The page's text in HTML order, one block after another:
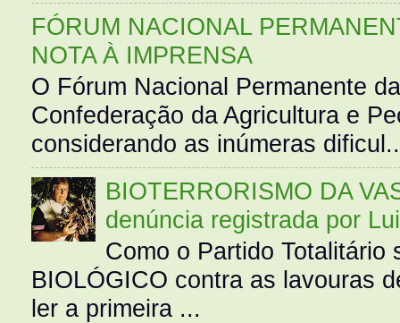
FÓRUM NACIONAL
NOTA À IMPRENSA
O Fórum Nacional Permanente
Confederação da Agricultura e
considerando as inúmeras
BIOTERRORISMO DA
denúncia registrada por
Como o Partido Totalitário
BIOLÓGICO contra as lavouras
ler a primeira ...